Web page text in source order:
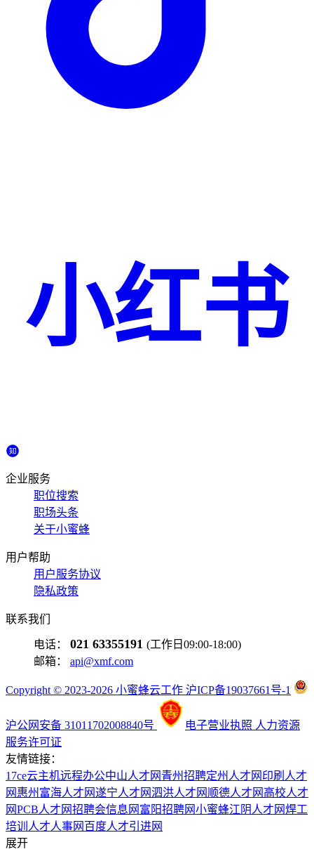
小红书
企业服务
职位搜索
职场头条
关于小蜜蜂
用户帮助
用户服务协议
隐私政策
联系我们
电话： 021 63355191 (工作日09:00-18:00)
邮箱： api@xmf.com
Copyright © 2023-2026 小蜜蜂云工作 沪ICP备19037661号-1
沪公网安备 31011702008840号 电子营业执照 人力资源
服务许可证
友情链接：
17ce云主机远程办公中山人才网 青州招聘定州人才网 印刷人才
网 惠州富海人才网遂宁人才网泗洪人才网 顺德人才网 高校人才
网PCB人才网招聘会信息网 富阳招聘网小蜜蜂江阴人才网焊工
培训 人才人事网 百度人才引进网
展开